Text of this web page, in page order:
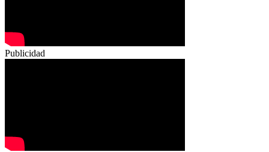
Publicidad